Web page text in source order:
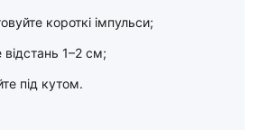
короткі імпульси;
1–2 см;
під кутом.